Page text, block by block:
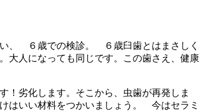
い、 ６歳での検診。 ６歳臼歯とはまさしく
大人になっても同じです。この歯さえ、健康
劣化します。そこから、虫歯が再発しま
はいい材料をつかいましょう。 今はセラミ